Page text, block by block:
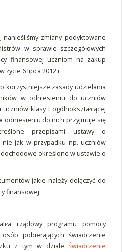
nanieśliśmy zmiany podyktowane
w sprawie szczegółowych
finansowej uczniom na zakup
życie 6 lipca 2012 r.
korzystniejsze zasady udzielania
w odniesieniu do uczniów
klasy I ogólnokształcącej
odniesieniu do nich przyjmuje się
przepisami ustawy o
nie jak w przypadku np. uczniów
dochodowe określone w ustawie o
jakie należy dołączyć do
finansowej.
rządowy programu pomocy
pobierających świadczenie
z tym w dziale Świadczenie